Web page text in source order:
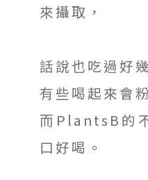
來攝取，
話說也吃過好
有些喝起來會
而PlantsB的
口好喝。